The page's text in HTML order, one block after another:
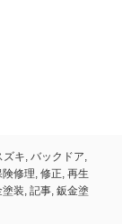
ズキ, バックドア,
険修理, 修正, 再生
塗装, 記事, 鈑金塗